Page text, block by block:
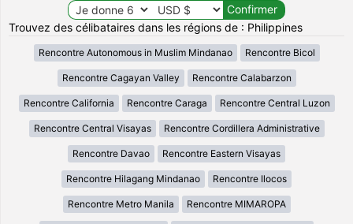
Trouvez des célibataires dans les régions de : Philippines
Rencontre Autonomous in Muslim Mindanao Rencontre Bicol
Rencontre Cagayan Valley Rencontre Calabarzon
Rencontre California Rencontre Caraga Rencontre Central Luzon
Rencontre Central Visayas Rencontre Cordillera Administrative
Rencontre Davao Rencontre Eastern Visayas
Rencontre Hilagang Mindanao Rencontre Ilocos
Rencontre Metro Manila Rencontre MIMAROPA